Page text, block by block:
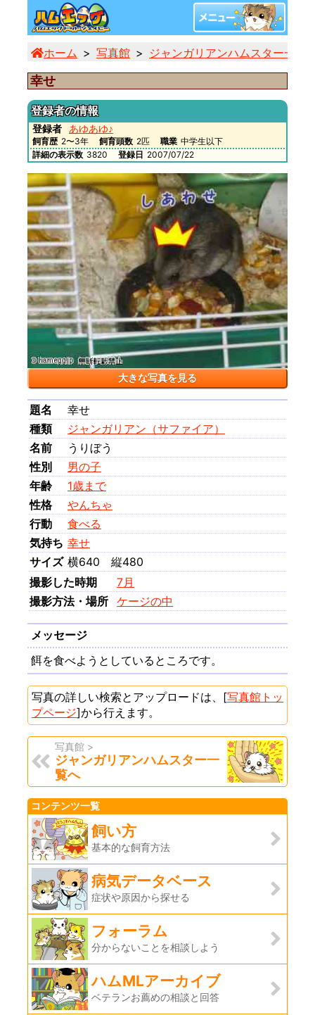
ホーム 写真館 ジャンガリアンハムスター一覧
幸せ
登録者の情報
登録者 あゆあゆ♪
飼育歴 2〜3年 飼育頭数 2匹 職業 中学生以下
詳細の表示数 3820 登録日 2007/07/22
大きな写真を見る
題名
幸せ
種類
ジャンガリアン（サファイア）
名前
うりぼう
性別
男の子
年齢
1歳まで
性格
やんちゃ
行動
食べる
気持ち 幸せ
サイズ 横640 縦480
撮影した時期
7月
撮影方法・場所 ケージの中
メッセージ
餌を食べようとしているところです。
写真の詳しい検索とアップロードは、[写真館トッ
プページ]から行えます。
写真館 >
ジャンガリアンハムスター一
覧へ
コンテンツ一覧
飼い方
基本的な飼育方法
病気データベース
症状や原因から探せる
フォーラム
分からないことを相談しよう
ハムMLアーカイブ
ベテランお薦めの相談と回答